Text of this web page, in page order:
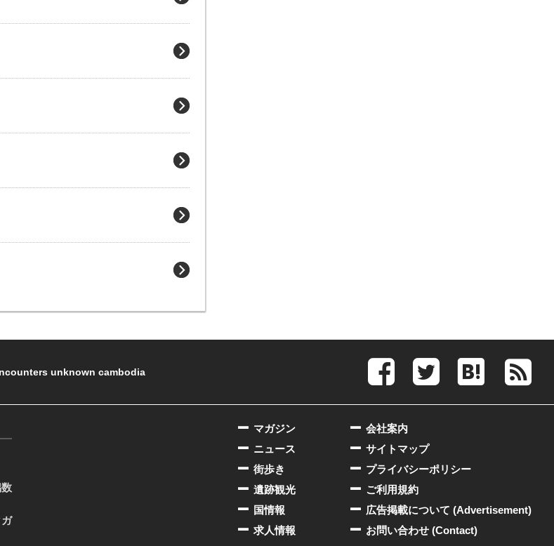
unknown cambodia
会社案内
サイトマップ
プライバシーポリシー
ご利用規約
広告掲載について (Advertisement)
お問い合わせ (Contact)
マガジン
ニュース
街歩き
遺跡観光
国情報
求人情報